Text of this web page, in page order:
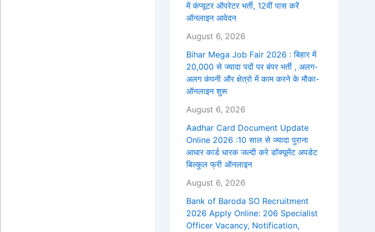
में कंप्यूटर ऑपरेटर भर्ती, 12वीं पास करें
ऑनलाइन आवेदन
August 6, 2026
Bihar Mega Job Fair 2026 : बिहार में
20,000 से ज्यादा पदों पर बंपर भर्ती , अलग-
अलग कंपनी और क्षेत्रो में काम करने के मौका-
ऑनलाइन शुरू
August 6, 2026
Aadhar Card Document Update
Online 2026 :10 साल से ज्यादा पुराना
आधार कार्ड धारक जल्दी करे डॉक्यूमेंट अपडेट
बिल्कुल फ्री ऑनलाइन
August 6, 2026
Bank of Baroda SO Recruitment
2026 Apply Online: 206 Specialist
Officer Vacancy, Notification,